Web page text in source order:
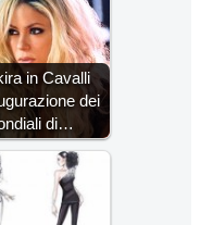
in Cavalli
dei
di…